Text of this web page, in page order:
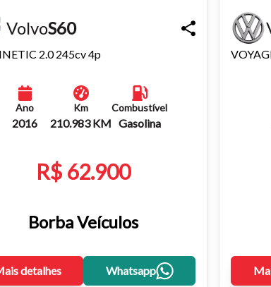
VolvoS60
2.0 245cv 4p
Ano
2016
Km
210.983 KM
Combustível
Gasolina
R$ 62.900
Borba Veículos
detalhes Whatsapp